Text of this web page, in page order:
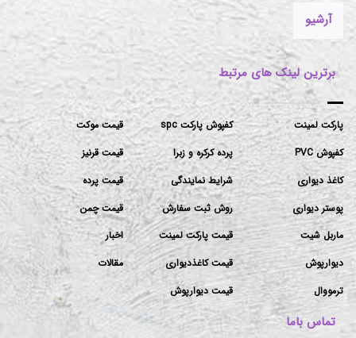
آرشیو
برترین لینک های مرتبط
پارکت لمینت
کفپوش PVC
کاغذ دیواری
پوستر دیواری
ماربل شیت
دیوارپوش
ترمووال
کفپوش پارکت spc
پرده کرکره و زبرا
شرایط نمایندگی
روش ثبت سفارش
قیمت پارکت لمینت
قیمت کاغذدیواری
قیمت دیوارپوش
قیمت موکت
قیمت قرنیز
قیمت پرده
قیمت چمن
اخبار
مقالات
تماس باما